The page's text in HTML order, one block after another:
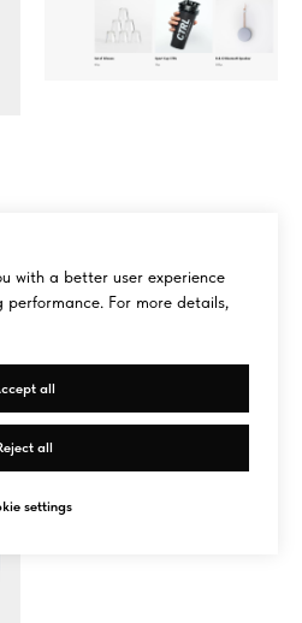
with a better user experience
For more details,
all
all
settings